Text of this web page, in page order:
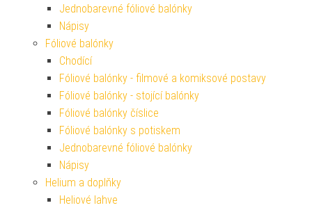
Jednobarevné fóliové balónky
Nápisy
Fóliové balónky
Chodící
Fóliové balónky - filmové a komiksové postavy
Fóliové balónky - stojící balónky
Fóliové balónky číslice
Fóliové balónky s potiskem
Jednobarevné fóliové balónky
Nápisy
Helium a doplňky
Heliové lahve